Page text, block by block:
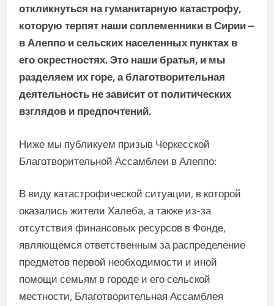
откликнуться на гуманитарную катастрофу,
которую терпят наши соплеменники в Сирии –
в Алеппо и сельских населенных пунктах в
его окрестностях. Это наши братья, и мы
разделяем их горе, а благотворительная
деятельность не зависит от политических
взглядов и предпочтений.
Ниже мы публикуем призыв Черкесской
Благотворительной Ассамблеи в Алеппо:
В виду катастрофической ситуации, в которой
оказались жители Халеба, а также из-за
отсутствия финансовых ресурсов в Фонде,
являющемся ответственным за распределение
предметов первой необходимости и иной
помощи семьям в городе и его сельской
местности, Благотворительная Ассамблея